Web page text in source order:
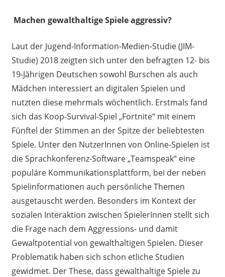
Machen gewalthaltige Spiele aggressiv?
Laut der Jugend-Information-Medien-Studie (JIM-
Studie) 2018 zeigten sich unter den befragten 12- bis
19-Jährigen Deutschen sowohl Burschen als auch
Mädchen interessiert an digitalen Spielen und
nutzten diese mehrmals wöchentlich. Erstmals fand
sich das Koop-Survival-Spiel „Fortnite“ mit einem
Fünftel der Stimmen an der Spitze der beliebtesten
Spiele. Unter den NutzerInnen von Online-Spielen ist
die Sprachkonferenz-Software „Teamspeak“ eine
populäre Kommunikationsplattform, bei derneben
Spielinformationen auch persönliche Themen
ausgetauscht werden. Besonders im Kontext der
sozialen Interaktion zwischen SpielerInnen stellt sich
die Frage nach dem Aggressions- und damit
Gewaltpotential von gewalthaltigen Spielen. Dieser
Problematik haben sich schon etlicheStudien
gewidmet. Der These, dass gewalthaltige Spiele zu